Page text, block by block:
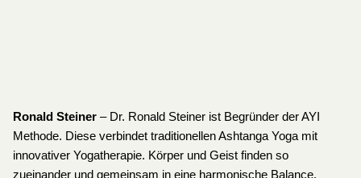
Ronald Steiner– Dr. Ronald Steiner ist Begründer der AYI
Methode. Diese verbindet traditionellen Ashtanga Yoga mit
innovativer Yogatherapie. Körper und Geist finden so
zueinander und gemeinsam in eine harmonische Balance.